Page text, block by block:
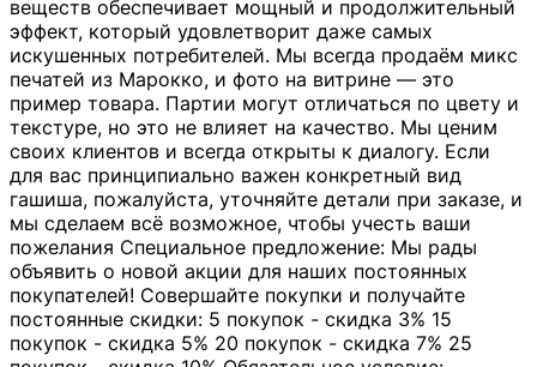
веществ обеспечивает мощный и продолжительный
эффект, который удовлетворит даже самых
искушенных потребителей. Мы всегда продаём микс
печатей из Марокко, и фото на витрине — это
пример товара. Партии могут отличаться по цвету и
текстуре, но это не влияет на качество. Мы ценим
своих клиентов и всегда открыты к диалогу. Если
для вас принципиально важен конкретный вид
гашиша, пожалуйста, уточняйте детали при заказе, и
мы сделаем всё возможное, чтобы учесть ваши
пожелания Специальное предложение: Мы рады
объявить о новой акции для наших постоянных
покупателей! Совершайте покупки и получайте
постоянные скидки: 5 покупок - скидка 3% 15
покупок - скидка 5% 20 покупок - скидка 7% 25